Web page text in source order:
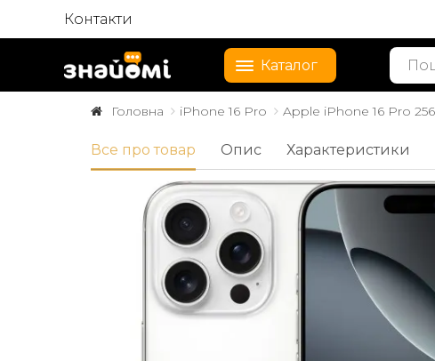
Контакти
Каталог
Головна iPhone 16 Pro Apple iPhone 16 Pro
Все про товар Опис Характеристики